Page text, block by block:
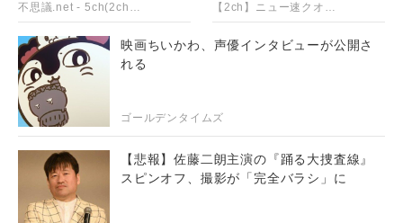
不思議.net - 5ch(2ch)まとめサイト 【2ch】ニュー速クオリティ
映画ちいかわ、声優インタビューが公開さ
れる
ゴールデンタイムズ
【悲報】佐藤二朗主演の『踊る大捜査線』
スピンオフ、撮影が「完全バラシ」に